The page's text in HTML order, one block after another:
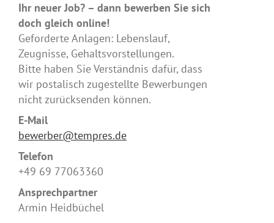
Ihr neuer Job? – dann bewerben Sie sich
doch gleich online!
Geforderte Anlagen: Lebenslauf,
Zeugnisse, Gehaltsvorstellungen.
Bitte haben Sie Verständnis dafür, dass
wir postalisch zugestellte Bewerbungen
nicht zurücksenden können.
E-Mail
bewerber@tempres.de
Telefon
+49 69 77063360
Ansprechpartner
Armin Heidbüchel